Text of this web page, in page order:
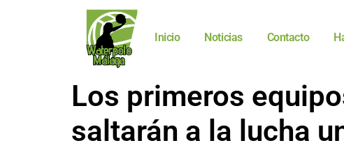
Inicio Noticias Contacto
Los primeros
saltarán a la lucha